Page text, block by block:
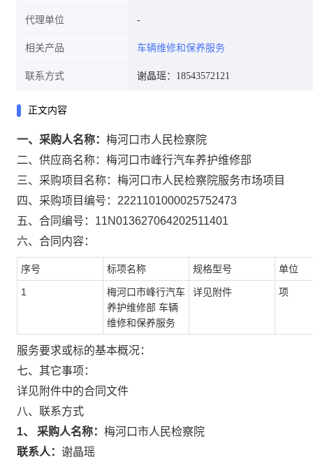
代理单位
相关产品 车辆维修和保养服务
联系方式 谢晶瑶：18543572121
正文内容
一、采购人名称： 梅河口市人民检察院
二、供应商名称： 梅河口市峰行汽车养护维修部
三、采购项目名称： 梅河口市人民检察院服务市场项目
四、采购项目编号： 2221101000025752473
五、合同编号： 11N013627064202511401
六、合同内容：
序号 标项名称 规格型号 单位
1
梅河口市峰行汽车
养护维修部 车辆
维修和保养服务
详见附件 项
服务要求或标的基本概况：
七、其它事项：
详见附件中的合同文件
八、联系方式
1、 采购人名称： 梅河口市人民检察院
联系人： 谢晶瑶